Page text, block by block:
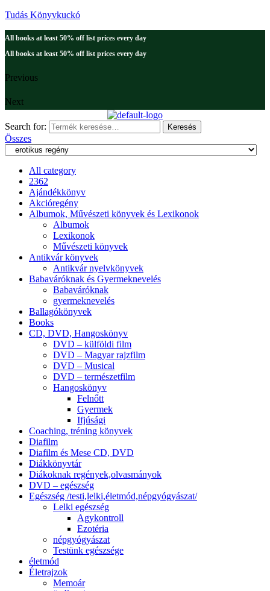
Tudás Könyvkuckó
All books at least 50% off list prices every day
All books at least 50% off list prices every day
Previous
Next
Search for: Keresés
Összes
All category
2362
Ajándékkönyv
Akcióregény
Albumok, Művészeti könyvek és Lexikonok
Albumok
Lexikonok
Művészeti könyvek
Antikvár könyvek
Antikvár nyelvkönyvek
Babaváróknak és Gyermeknevelés
Babaváróknak
gyermeknevelés
Ballagókönyvek
Books
CD, DVD, Hangoskönyv
DVD – külföldi film
DVD – Magyar rajzfilm
DVD – Musical
DVD – természetfilm
Hangoskönyv
Felnőtt
Gyermek
Ifjúsági
Coaching, tréning könyvek
Diafilm
Diafilm és Mese CD, DVD
Diákkönyvtár
Diákoknak regények,olvasmányok
DVD – egészség
Egészség /testi,lelki,életmód,népgyógyászat/
Lelki egészség
Agykontroll
Ezotéria
népgyógyászat
Testünk egészsége
életmód
Életrajzok
Memoár